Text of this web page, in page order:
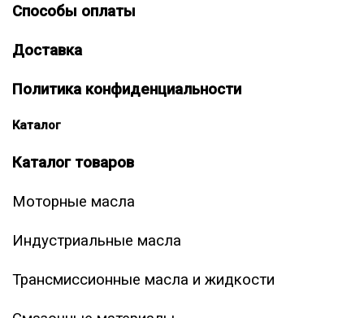
Способы оплаты
Доставка
Политика конфиденциальности
Каталог
Каталог товаров
Моторные масла
Индустриальные масла
Трансмиссионные масла и жидкости